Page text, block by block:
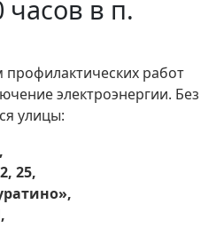
часов в п.
профилактических работ
электроэнергии. Без
улицы:
25,